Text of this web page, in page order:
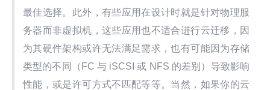
最佳选择。此外，有些应用在设计时就是针对物理服
务器而非虚拟机，这些应用也不适合进行云迁移，因
为其硬件架构或许无法满足需求，也有可能因为存储
类型的不同（FC 与 iSCSI 或 NFS 的差别）导致影响
性能，或是许可方式不匹配等等。当然，如果你的云